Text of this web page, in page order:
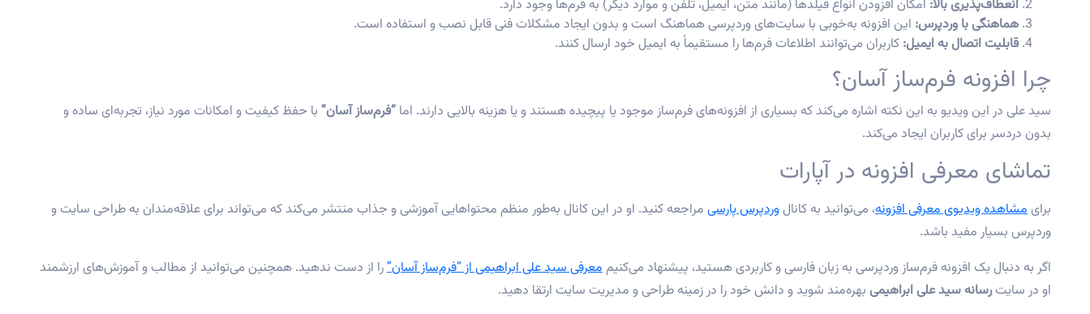
انعطاف‌پذیری بالا: امکان افزودن انواع فیلدها (مانند متن، ایمیل، تلفن و موارد دیگر) به فرم‌ها وجود دارد.
هماهنگی با وردپرس: این افزونه به‌خوبی با سایت‌های وردپرسی هماهنگ است و بدون ایجاد مشکلات فنی قابل نصب و استفاده است.
قابلیت اتصال به ایمیل: کاربران می‌توانند اطلاعات فرم‌ها را مستقیماً به ایمیل خود ارسال کنند.
چرا افزونه فرم‌ساز آسان؟
سید علی در این ویدیو به این نکته اشاره می‌کند که بسیاری از افزونه‌های فرم‌ساز موجود یا پیچیده هستند و یا هزینه بالایی دارند. اما “فرم‌ساز آسان” با حفظ کیفیت و امکانات مورد نیاز، تجربه‌ای ساده و
بدون دردسر برای کاربران ایجاد می‌کند.
تماشای معرفی افزونه در آپارات
برایمشاهده ویدیوی معرفی افزونه، می‌توانید به کانالوردپرس پارسی مراجعه کنید. او در این کانال به‌طور منظم محتواهایی آموزشی و جذاب منتشر می‌کند که می‌تواند برای علاقه‌مندان به طراحی سایت و
وردپرس بسیار مفید باشد.
اگر به دنبال یک افزونه فرم‌ساز وردپرسی به زبان فارسی و کاربردی هستید، پیشنهاد می‌کنیممعرفی سید علی ابراهیمی از “فرم‌ساز آسان”را از دست ندهید. همچنین می‌توانید از مطالب و آموزش‌های ارزشمند
او در سایترسانه سید علی ابراهیمی بهره‌مند شوید و دانش خود را در زمینه طراحی و مدیریت سایت ارتقا دهید.